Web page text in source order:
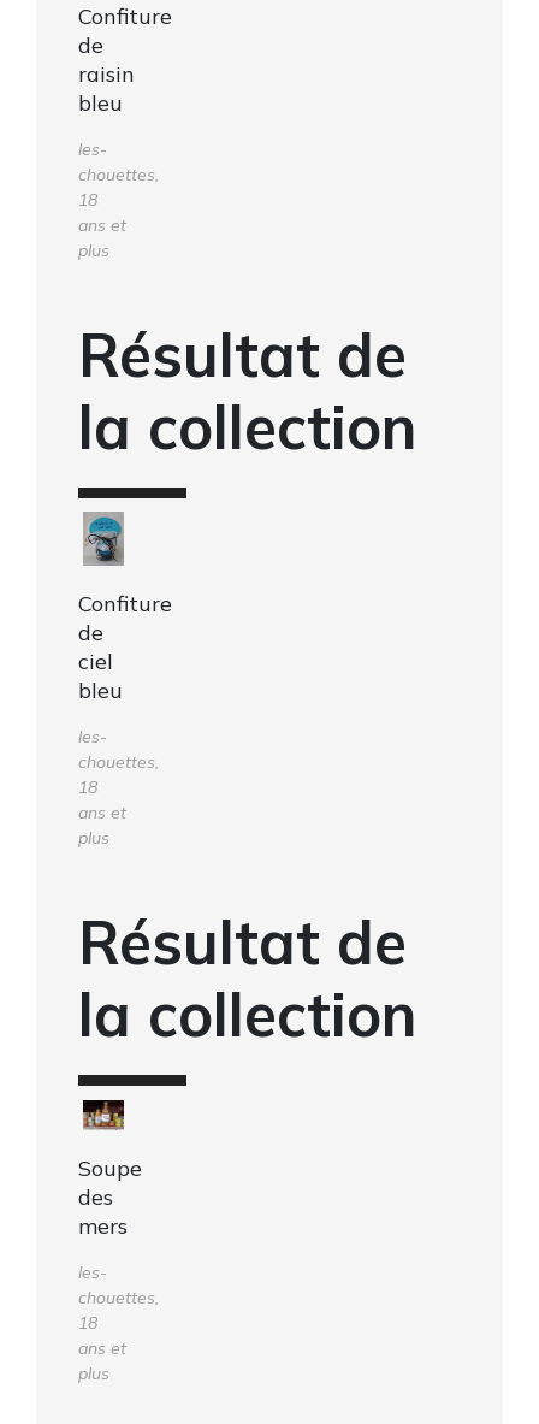
Confiture
de
raisin
bleu
les-
chouettes,
18
ans et
plus
Résultat de
la collection
Confiture
de
ciel
bleu
les-
chouettes,
18
ans et
plus
Résultat de
la collection
Soupe
des
mers
les-
chouettes,
18
ans et
plus